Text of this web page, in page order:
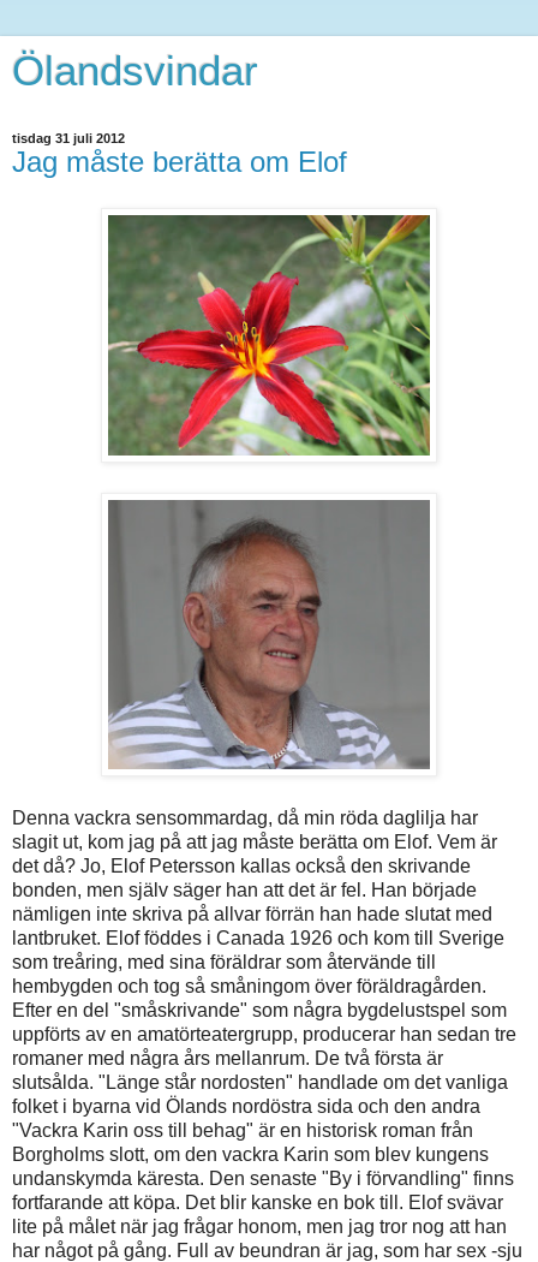
Ölandsvindar
tisdag 31 juli 2012
Jag måste berätta om Elof
Denna vackra sensommardag, då min röda daglilja har
slagit ut, kom jag på att jag måste berätta om Elof. Vem är
det då? Jo, Elof Petersson kallas också den skrivande
bonden, men själv säger han att det är fel. Han började
nämligen inte skriva på allvar förrän han hade slutat med
lantbruket. Elof föddes i Canada 1926 och kom till Sverige
som treåring, med sina föräldrar som återvände till
hembygden och tog så småningom över föräldragården.
Efter en del "småskrivande" som några bygdelustspel som
uppförts av en amatörteatergrupp, producerar han sedan tre
romaner med några års mellanrum. De två första är
slutsålda. "Länge står nordosten" handlade om det vanliga
folket i byarna vid Ölands nordöstra sida och den andra
"Vackra Karin oss till behag" är en historisk roman från
Borgholms slott, om den vackra Karin som blev kungens
undanskymda käresta. Den senaste "By i förvandling" finns
fortfarande att köpa. Det blir kanske en bok till. Elof svävar
lite på målet när jag frågar honom, men jag tror nog att han
har något på gång. Full av beundran är jag, som har sex -sju